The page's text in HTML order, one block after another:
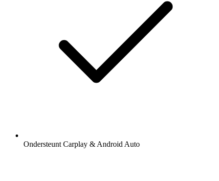
Ondersteunt Carplay & Android Auto